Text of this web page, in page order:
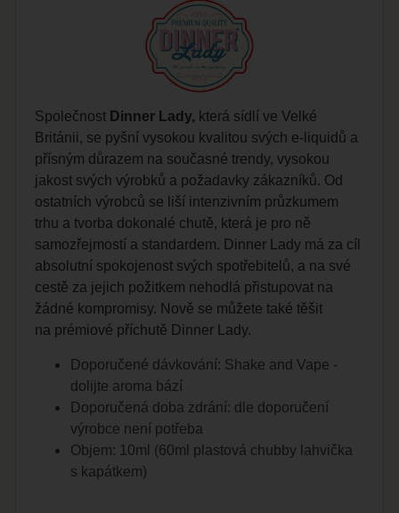
Společnost Dinner Lady, která sídlí ve Velké
Británii, se pyšní vysokou kvalitou svých e-liquidů a
přísným důrazem na současné trendy, vysokou
jakost svých výrobků a požadavky zákazníků. Od
ostatních výrobců se liší intenzivním průzkumem
trhu a tvorba dokonalé chutě, která je pro ně
samozřejmostí a standardem. Dinner Lady má za cíl
absolutní spokojenost svých spotřebitelů, a na své
cestě za jejich požitkem nehodlá přistupovat na
žádné kompromisy. Nově se můžete také těšit
na prémiové příchutě Dinner Lady.
Doporučené dávkování: Shake and Vape -
dolijte aroma bází
Doporučená doba zdrání: dle doporučení
výrobce není potřeba
Objem: 10ml (60ml plastová chubby lahvička
s kapátkem)